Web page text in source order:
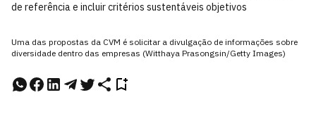
de referência e incluir critérios sustentáveis objetivos
Uma das propostas da CVM é solicitar a divulgação de informações sobre
diversidade dentro das empresas (Witthaya Prasongsin/Getty Images)